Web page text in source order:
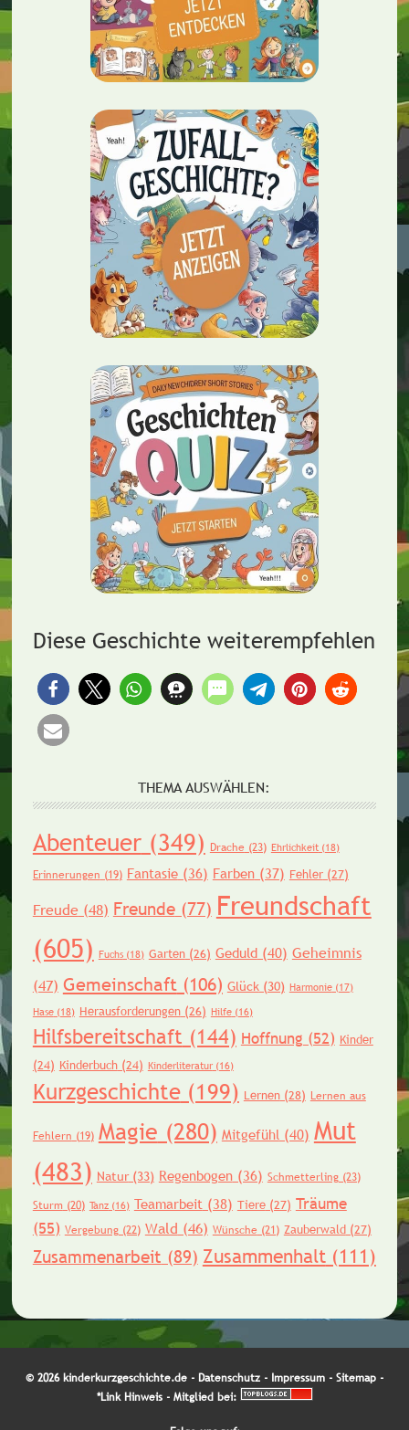
Diese Geschichte weiterempfehlen
THEMA AUSWÄHLEN:
Abenteuer(349) Drache (23) Ehrlichkeit(18)
Erinnerungen (19) Fantasie(36) Farben(37) Fehler(27)
Freude(48) Freunde(77) Freundschaft
(605) Fuchs(18) Garten(26) Geduld(40) Geheimnis
(47) Gemeinschaft(106) Glück(30) Harmonie(17)
Hase(18) Herausforderungen(26) Hilfe(16)
Hilfsbereitschaft (144) Hoffnung (52) Kinder
(24) Kinderbuch(24) Kinderliteratur(16)
Kurzgeschichte(199) Lernen(28) Lernen aus
Fehlern (19) Magie (280) Mitgefühl(40) Mut
(483) Natur(33) Regenbogen(36) Schmetterling(23)
Sturm(20) Tanz(16) Teamarbeit(38) Tiere(27) Träume
(55) Vergebung(22) Wald (46) Wünsche (21) Zauberwald(27)
Zusammenarbeit (89) Zusammenhalt(111)
© 2026 kinderkurzgeschichte.de - Datenschutz - Impressum - Sitemap -
*Link Hinweis- Mitglied bei: